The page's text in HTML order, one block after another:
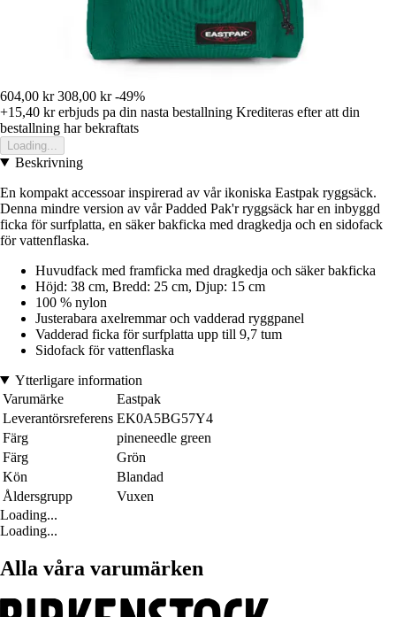
604,00 kr 308,00 kr -49%
+15,40 krerbjuds pa din nasta bestallning Krediteras efter att din
bestallning har bekraftats
Loading...
Beskrivning
En kompakt accessoar inspirerad av vår ikoniska Eastpak ryggsäck.
Denna mindre version av vår Padded Pak'r ryggsäck har en inbyggd
ficka för surfplatta, en säker bakficka med dragkedja och en sidofack
för vattenflaska.
Huvudfack med framficka med dragkedja och säker bakficka
Höjd: 38 cm, Bredd: 25 cm, Djup: 15 cm
100 % nylon
Justerabara axelremmar och vadderad ryggpanel
Vadderad ficka för surfplatta upp till 9,7 tum
Sidofack för vattenflaska
Ytterligare information
Varumärke
Eastpak
Leverantörsreferens EK0A5BG57Y4
Färg
pineneedle green
Färg
Grön
Kön
Blandad
Åldersgrupp
Vuxen
Loading...
Loading...
Alla våra varumärken